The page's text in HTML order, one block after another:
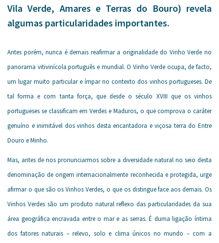
Vila Verde, Amares e Terras do Bouro) revela
algumas particularidades importantes.
Antes porém, nunca é demais reafirmar a originalidade do Vinho Verde no
panorama vitivinícola português e mundial. O Vinho Verde ocupa, de facto,
um lugar muito particular e ímpar no contexto dos vinhos portugueses. De
tal forma e com tanta força, que desde o século XVIII que os vinhos
portugueses se classificam em Verdes e Maduros, o que comprova o caráter
genuíno e inimitável dos vinhos desta encantadora e viçosa terra do Entre
Douro e Minho.
Mas, antes de nos pronunciarmos sobre a diversidade natural no seio desta
denominação de origem internacionalmente reconhecida e protegida, urge
afirmar o que são os Vinhos Verdes, o que os distingue face aos demais. Os
Vinhos Verdes são um produto natural reflexo das particularidades da sua
área geográfica encravada entre o mar e as serras. É duma ligação íntima
dos fatores naturais – relevo, solo e clima únicos no mundo – com a